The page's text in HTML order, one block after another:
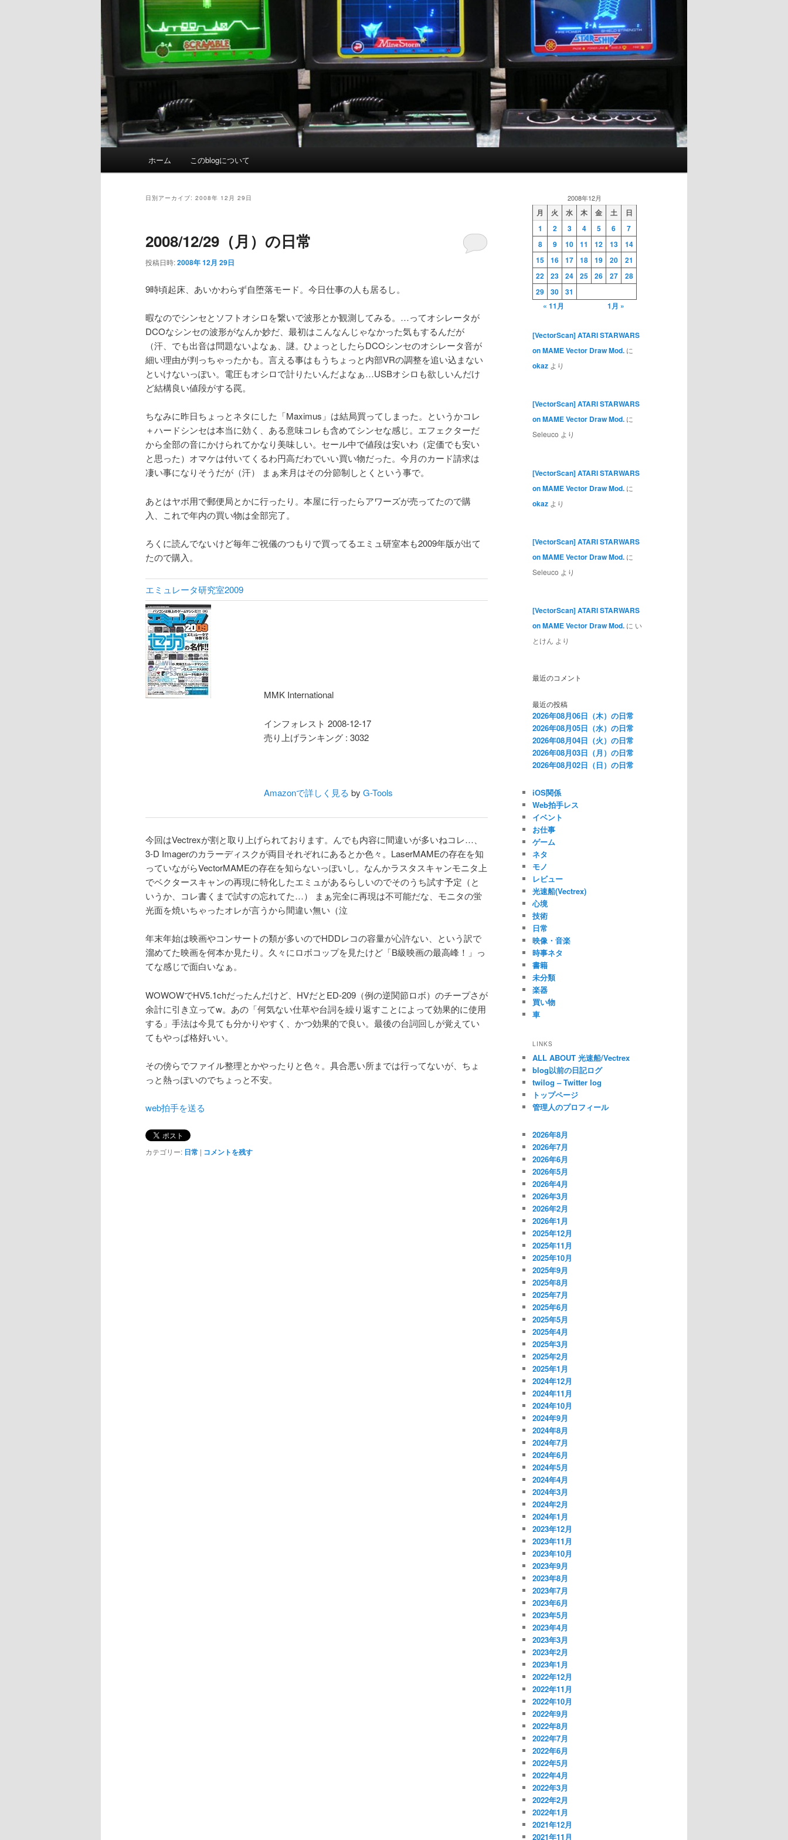
ホーム このblogについて
日別アーカイブ: 2008年 12月 29日
2008/12/29（月）の日常
投稿日時:2008年 12月 29日
9時頃起床、あいかわらず自堕落モード。今日仕事の人も居るし。
暇なのでシンセとソフトオシロを繋いで波形とか観測してみる。…ってオシレータが
DCOなシンセの波形がなんか妙だ、最初はこんなんじゃなかった気もするんだが
（汗、でも出音は問題ないよなぁ、謎。ひょっとしたらDCOシンセのオシレータ音が
細い理由が判っちゃったかも。言える事はもうちょっと内部VRの調整を追い込まない
といけないっぽい。電圧もオシロで計りたいんだよなぁ…USBオシロも欲しいんだけ
ど結構良い値段がする罠。
ちなみに昨日ちょっとネタにした「Maximus」は結局買ってしまった。というかコレ
＋ハードシンセは本当に効く、ある意味コレも含めてシンセな感じ。エフェクターだ
から全部の音にかけられてかなり美味しい。セール中で値段は安いわ（定価でも安い
と思った）オマケは付いてくるわ円高だわでいい買い物だった。今月のカード請求は
凄い事になりそうだが（汗） まぁ来月はその分節制しとくという事で。
あとはヤボ用で郵便局とかに行ったり。本屋に行ったらアワーズが売ってたので購
入、これで年内の買い物は全部完了。
ろくに読んでないけど毎年ご祝儀のつもりで買ってるエミュ研室本も2009年版が出て
たので購入。
エミュレータ研究室2009
MMK International
インフォレスト 2008-12-17
売り上げランキング : 3032
Amazonで詳しく見る by G-Tools
今回はVectrexが割と取り上げられております。んでも内容に間違いが多いねコレ…、
3-D Imagerのカラーディスクが両目それぞれにあるとか色々。LaserMAMEの存在を知
っていながらVectorMAMEの存在を知らないっぽいし。なんかラスタスキャンモニタ上
でベクタースキャンの再現に特化したエミュがあるらしいのでそのうち試す予定（と
いうか、コレ書くまで試すの忘れてた…） まぁ完全に再現は不可能だな、モニタの蛍
光面を焼いちゃったオレが言うから間違い無い（泣
年末年始は映画やコンサートの類が多いのでHDDレコの容量が心許ない、という訳で
溜めてた映画を何本か見たり。久々にロボコップを見たけど「B級映画の最高峰！」っ
てな感じで面白いなぁ。
WOWOWでHV5.1chだったんだけど、HVだとED-209（例の逆関節ロボ）のチープさが
余計に引き立ってw。あの「何気ない仕草や台詞を繰り返すことによって効果的に使用
する」手法は今見ても分かりやすく、かつ効果的で良い。最後の台詞回しが覚えてい
てもやっぱ格好いい。
その傍らでファイル整理とかやったりと色々。具合悪い所までは行ってないが、ちょ
っと熱っぽいのでちょっと不安。
web拍手を送る
カテゴリー: 日常 | コメントを残す
2008年12月
月 火 水 木 金 土
日
1
2 3 4 5 6
7
8
9 10 11 12 13
14
15
16 17 18 19 20
21
22
23 24 25 26 27
28
29
30
31
« 11月
1月 »
[VectorScan] ATARI STARWARS
on MAME Vector Draw Mod. に
okaz より
[VectorScan] ATARI STARWARS
on MAME Vector Draw Mod. に
Seleuco より
[VectorScan] ATARI STARWARS
on MAME Vector Draw Mod. に
okaz より
[VectorScan] ATARI STARWARS
on MAME Vector Draw Mod. に
Seleuco より
[VectorScan] ATARI STARWARS
on MAME Vector Draw Mod. に い
とけん より
最近のコメント
最近の投稿
2026年08月06日（木）の日常
2026年08月05日（水）の日常
2026年08月04日（火）の日常
2026年08月03日（月）の日常
2026年08月02日（日）の日常
iOS関係
Web拍手レス
イベント
お仕事
ゲーム
ネタ
モノ
レビュー
光速船(Vectrex)
心境
技術
日常
映像・音楽
時事ネタ
書籍
未分類
楽器
買い物
車
LINKS
ALL ABOUT 光速船/Vectrex
blog以前の日記ログ
twilog – Twitter log
トップページ
管理人のプロフィール
2026年8月
2026年7月
2026年6月
2026年5月
2026年4月
2026年3月
2026年2月
2026年1月
2025年12月
2025年11月
2025年10月
2025年9月
2025年8月
2025年7月
2025年6月
2025年5月
2025年4月
2025年3月
2025年2月
2025年1月
2024年12月
2024年11月
2024年10月
2024年9月
2024年8月
2024年7月
2024年6月
2024年5月
2024年4月
2024年3月
2024年2月
2024年1月
2023年12月
2023年11月
2023年10月
2023年9月
2023年8月
2023年7月
2023年6月
2023年5月
2023年4月
2023年3月
2023年2月
2023年1月
2022年12月
2022年11月
2022年10月
2022年9月
2022年8月
2022年7月
2022年6月
2022年5月
2022年4月
2022年3月
2022年2月
2022年1月
2021年12月
2021年11月